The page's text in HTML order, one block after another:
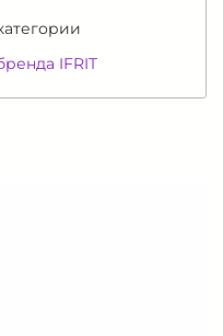
IFRIT